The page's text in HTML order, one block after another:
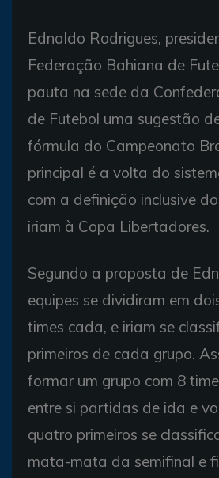
Ednaldo Rodrigues,
Federação Bahiana de
pauta na sede da
de Futebol uma sugestão
fórmula do Campeonato
principal é a volta do
com a definição inclusive
iriam à Copa Libertadores.
Segundo a proposta de
equipes se dividiram em
times cada, e iriam se
primeiros de cada grupo.
formar um grupo com 8
entre si partidas de ida e
quatro primeiros se
mata-mata da semifinal e